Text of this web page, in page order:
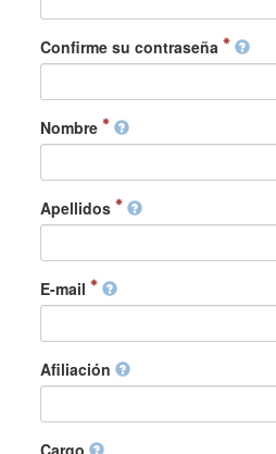
Confirme su contraseña
Nombre
Apellidos
E-mail
Afiliación
Cargo